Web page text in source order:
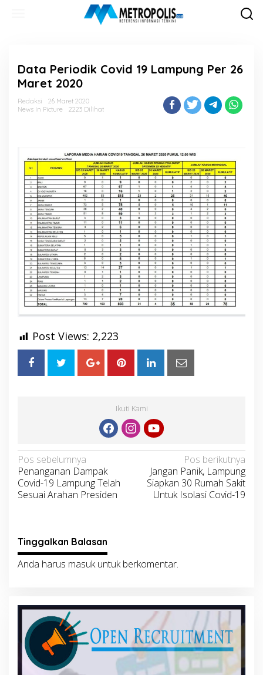
Data Periodik Covid 19 Lampung Per 26
Maret 2020
Redaksi
26 Maret 2020
News In Picture
2223 Dilihat
Post Views: 2,223
Ikuti Kami
Navigasi
pos
Pos sebelumnya
Penanganan Dampak
Covid-19 Lampung Telah
Sesuai Arahan Presiden
Pos berikutnya
Jangan Panik, Lampung
Siapkan 30 Rumah Sakit
Untuk Isolasi Covid-19
Tinggalkan Balasan
Anda harus masukuntuk berkomentar.